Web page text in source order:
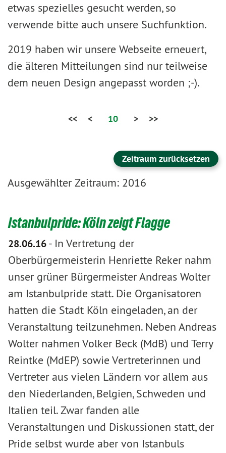
etwas spezielles gesucht werden, so
verwende bitte auch unsere Suchfunktion.
2019 haben wir unsere Webseite erneuert,
die älteren Mitteilungen sind nur teilweise
dem neuen Design angepasst worden ;-).
<< < 10 > >>
Zeitraum zurücksetzen
Ausgewählter Zeitraum: 2016
Istanbulpride: Köln zeigt Flagge
28.06.16- In Vertretung der
Oberbürgermeisterin Henriette Reker nahm
unser grüner Bürgermeister Andreas Wolter
am Istanbulpride statt. Die Organisatoren
hatten die Stadt Köln eingeladen, an der
Veranstaltung teilzunehmen. Neben Andreas
Wolter nahmen Volker Beck (MdB) und Terry
Reintke (MdEP) sowie Vertreterinnen und
Vertreter aus vielen Ländern vor allem aus
den Niederlanden, Belgien, Schweden und
Italien teil. Zwar fanden alle
Veranstaltungen und Diskussionen statt, der
Pride selbst wurde aber von Istanbuls